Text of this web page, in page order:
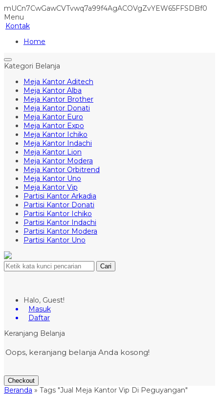
mUCn7CwGawCVTvwq7a99f4AgACOVgZvYEW65FFSDBf0
Menu
Kontak
Home
Kategori Belanja
Meja Kantor Aditech
Meja Kantor Alba
Meja Kantor Brother
Meja Kantor Donati
Meja Kantor Euro
Meja Kantor Expo
Meja Kantor Ichiko
Meja Kantor Indachi
Meja Kantor Lion
Meja Kantor Modera
Meja Kantor Orbitrend
Meja Kantor Uno
Meja Kantor Vip
Partisi Kantor Arkadia
Partisi Kantor Donati
Partisi Kantor Ichiko
Partisi Kantor Indachi
Partisi Kantor Modera
Partisi Kantor Uno
Cari
Halo, Guest!
Masuk
Daftar
Keranjang Belanja
Oops, keranjang belanja Anda kosong!
Checkout
Beranda » Tags "Jual Meja Kantor Vip Di Peguyangan"